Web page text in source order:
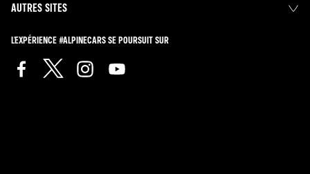
AUTRES SITES
L'EXPÉRIENCE #ALPINECARS SE POURSUIT SUR